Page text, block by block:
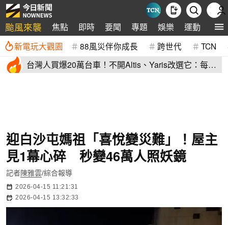
颱風來襲 焦點 即時 要聞 專題 娛樂 運動 全球
新電玩大觀園 88風災伴你成長 跨世代 TCN
台灣人買爆20萬台車！不開Altis、Yaris改選它：每輛
迎白沙屯媽祖「喜悅變災難」！屋主
見1幕心碎 秒變46萬人照妖鏡
記者陳雅雲/綜合報導
2026-04-15 11:21:31
2026-04-15 13:32:33